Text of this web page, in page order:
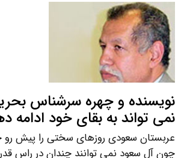
نویسنده و چهره سرشناس
نمی تواند به بقای خود ادامه
عربستان سعودی روزهای سختی را پیش
چون آل سعود نمی توانند چندان در راس